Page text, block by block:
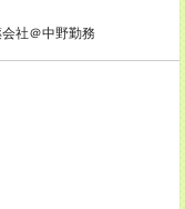
社＠中野勤務